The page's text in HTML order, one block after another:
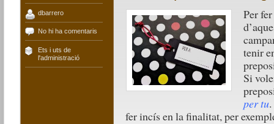
dbarrero
No hi ha comentaris
Ets i uts de
l'administració
Per
tenir
Si
per tu
fer incís en la finalitat, per